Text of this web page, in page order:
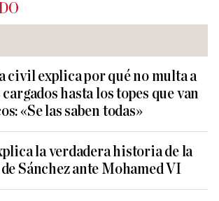
civil explica por qué no multa a
hasta los topes que van
«Se las saben todas»
la verdadera historia de la
Sánchez ante Mohamed VI